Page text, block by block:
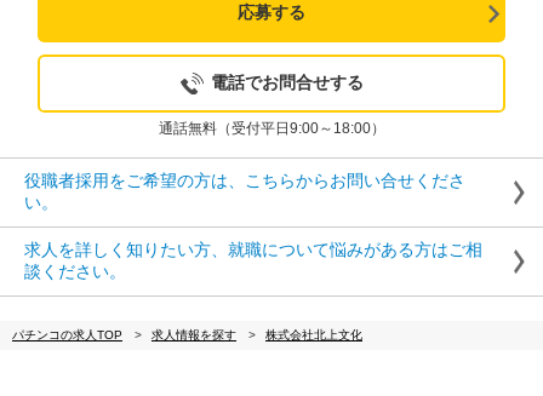
応募する
電話でお問合せする
通話無料（受付平日9:00～18:00）
役職者採用をご希望の方は、こちらからお問い合せくださ
い。
求人を詳しく知りたい方、就職について悩みがある方はご相
談ください。
パチンコの求人TOP 求人情報を探す 株式会社北上文化